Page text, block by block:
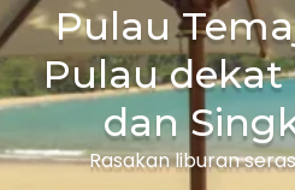
Pulau
Pulau
dan
Rasakan liburan